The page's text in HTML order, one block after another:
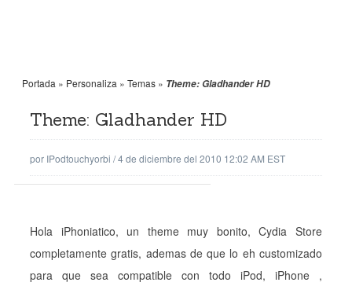
Portada » Personaliza » Temas » Theme: Gladhander HD
Theme: Gladhander HD
por IPodtouchyorbi /4 de diciembre del 2010 12:02 AM EST
Hola iPhoniatico, un theme muy bonito, Cydia Store
completamente gratis, ademas de que lo eh customizado
para que sea compatible con todo iPod, iPhone ,